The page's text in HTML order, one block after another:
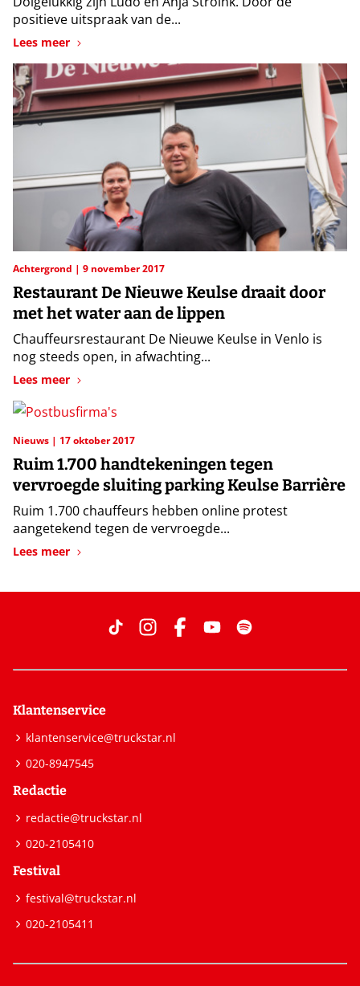
positieve uitspraak van de...
Lees meer
Achtergrond 9 november 2017
Restaurant De Nieuwe Keulse draait door
met het water aan de lippen
Chauffeursrestaurant De Nieuwe Keulse in Venlo is
nog steeds open, in afwachting...
Lees meer
Nieuws 17 oktober 2017
Ruim 1.700 handtekeningen tegen
vervroegde sluiting parking Keulse Barrière
Ruim 1.700 chauffeurs hebben online protest
aangetekend tegen de vervroegde...
Lees meer
Klantenservice
klantenservice@truckstar.nl
020-8947545
Redactie
redactie@truckstar.nl
020-2105410
Festival
festival@truckstar.nl
020-2105411